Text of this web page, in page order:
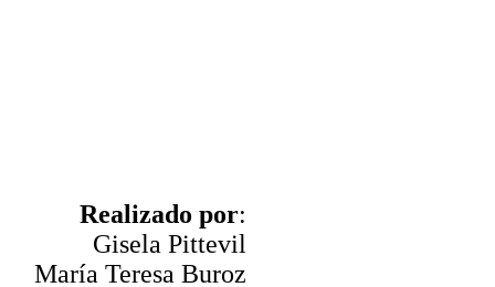
Realizado por:
Gisela Pittevil
María Teresa Buroz